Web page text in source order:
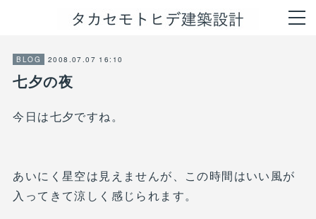
BLOG 2008.07.07 16:10
七夕の夜
今日は七夕ですね。
あいにく星空は見えませんが、この時間はいい風が
入ってきて涼しく感じられます。